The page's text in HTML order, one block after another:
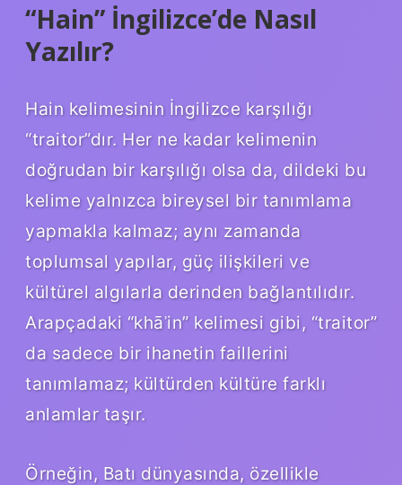
“Hain” İngilizce’de Nasıl
Yazılır?
Hain kelimesinin İngilizce karşılığı
“traitor”dır. Her ne kadar kelimenin
doğrudan bir karşılığı olsa da, dildeki bu
kelime yalnızca bireysel bir tanımlama
yapmakla kalmaz; aynı zamanda
toplumsal yapılar, güç ilişkileri ve
kültürel algılarla derinden bağlantılıdır.
Arapçadaki “khāʾin” kelimesi gibi, “traitor”
da sadece bir ihanetin faillerini
tanımlamaz; kültürden kültüre farklı
anlamlar taşır.
Örneğin, Batı dünyasında, özellikle